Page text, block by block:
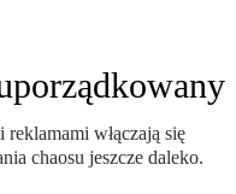
włączają się
chaosu jeszcze daleko.